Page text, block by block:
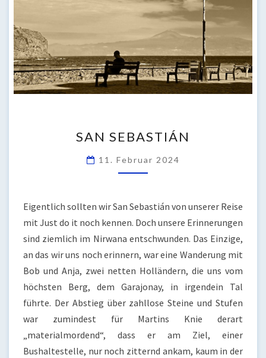
SEBASTIÁN
SAN SEBASTIÁN
11. Februar 2024
Eigentlich sollten wir San Sebastián von unserer Reise
mit Just do it noch kennen. Doch unsere Erinnerungen
sind ziemlich im Nirwana entschwunden. Das Einzige,
an das wir uns noch erinnern, war eine Wanderung mit
Bob und Anja, zwei netten Holländern, die uns vom
höchsten Berg, dem Garajonay, in irgendein Tal
führte. Der Abstieg über zahllose Steine und Stufen
war zumindest für Martins Knie derart
„materialmordend“, dass er am Ziel, einer
Bushaltestelle, nur noch zitternd ankam, kaum in der